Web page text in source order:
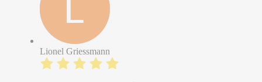
Lionel Griessmann